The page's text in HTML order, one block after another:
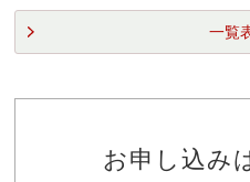
一覧
お申し込み